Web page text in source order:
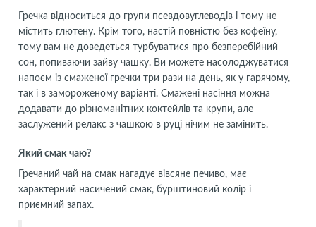
Гречка відноситься до групи псевдовуглеводів і тому не
містить глютену. Крім того, настій повністю без кофеїну,
тому вам не доведеться турбуватися про безперебійний
сон, попиваючи зайву чашку. Ви можете насолоджуватися
напоєм із смаженої гречки три рази на день, як у гарячому,
так і в замороженому варіанті. Смажені насіння можна
додавати до різноманітних коктейлів та крупи, але
заслужений релакс з чашкою в руці нічим не замінить.
Який смак чаю?
Гречаний чай на смак нагадує вівсяне печиво, має
характерний насичений смак, бурштиновий колір і
приємний запах.